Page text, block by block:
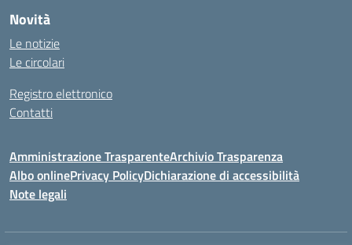
Novità
Le notizie
Le circolari
Registro elettronico
Contatti
Amministrazione TrasparenteArchivio Trasparenza
Albo onlinePrivacy PolicyDichiarazione di accessibilità
Note legali